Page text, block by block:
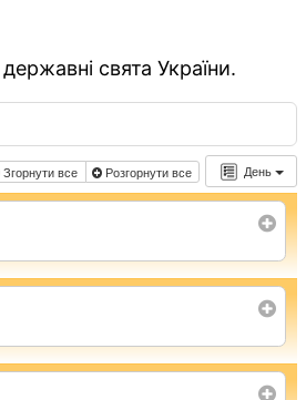
свята України.
День
Згорнути все Розгорнути все